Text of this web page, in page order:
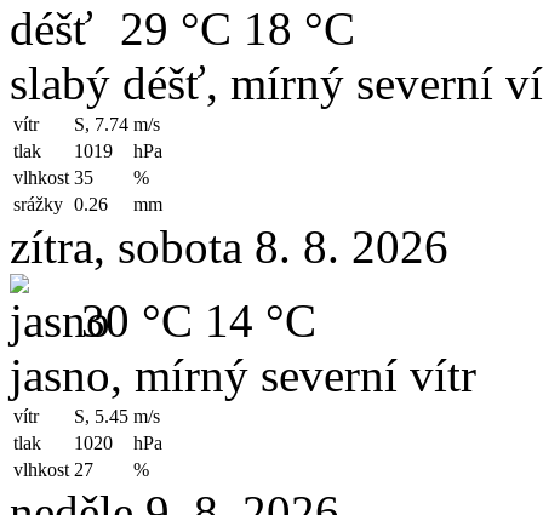
29 °C 18 °C
slabý déšť, mírný severní
vítr S, 7.74 m/s
tlak
1019
hPa
vlhkost 35
%
srážky 0.26 mm
zítra, sobota 8. 8. 2026
30 °C 14 °C
jasno, mírný severní vítr
vítr S, 5.45 m/s
tlak
1020
hPa
vlhkost 27 %